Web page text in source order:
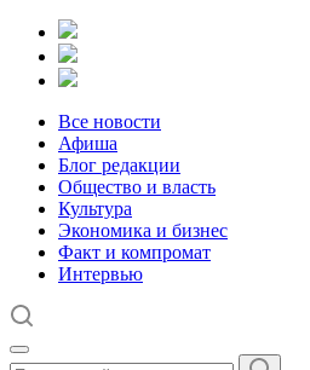
Все новости
Афиша
Блог редакции
Общество и власть
Культура
Экономика и бизнес
Факт и компромат
Интервью